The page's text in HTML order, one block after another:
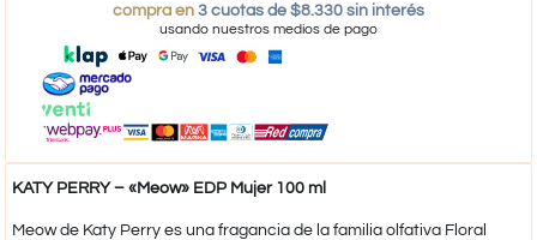
compra en 3 cuotas de $8.330 sin interés
usando nuestros medios de pago
KATY PERRY – «Meow» EDP Mujer 100 ml
Meow de Katy Perry es una fragancia de la familia olfativa Floral